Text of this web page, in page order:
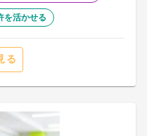
を活かせる
る